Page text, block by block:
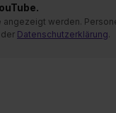
werden.
Datenschutzerklärung.